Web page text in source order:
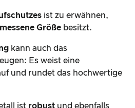
ist zu erwähnen,
Größe besitzt.
kann auch das
Es weist eine
und rundet das hochwertige
ist robust und ebenfalls